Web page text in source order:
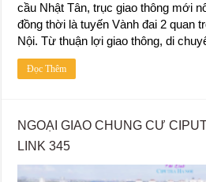
cầu Nhật Tân, trục giao thông mới
đồng thời là tuyến Vành đai 2 quan
Nội. Từ thuận lợi giao thông, di
Đọc Thêm
NGOẠI GIAO CHUNG CƯ
LINK 345